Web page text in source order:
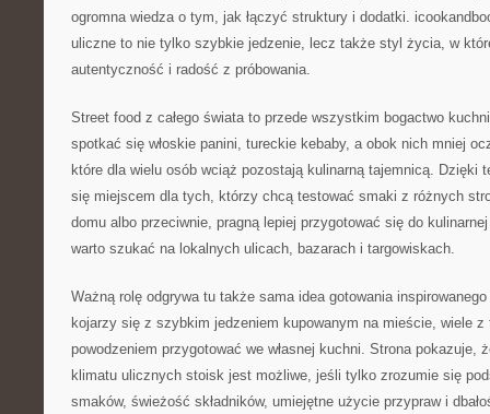
ogromna wiedza o tym, jak łączyć struktury i dodatki.
uliczne to nie tylko szybkie jedzenie, lecz także styl życia, w
autentyczność i radość z próbowania.
Street food z całego świata to przede wszystkim bogactwo
spotkać się włoskie panini, tureckie kebaby, a obok nich mniej
które dla wielu osób wciąż pozostają kulinarną tajemnicą. Dzięki
się miejscem dla tych, którzy chcą testować smaki z różnych
domu albo przeciwnie, pragną lepiej przygotować się do
warto szukać na lokalnych ulicach, bazarach i targowiskach.
Ważną rolę odgrywa tu także sama idea gotowania
kojarzy się z szybkim jedzeniem kupowanym na mieście, wiele
powodzeniem przygotować we własnej kuchni. Strona pokazuje,
klimatu ulicznych stoisk jest możliwe, jeśli tylko zrozumie się
smaków, świeżość składników, umiejętne użycie przypraw i